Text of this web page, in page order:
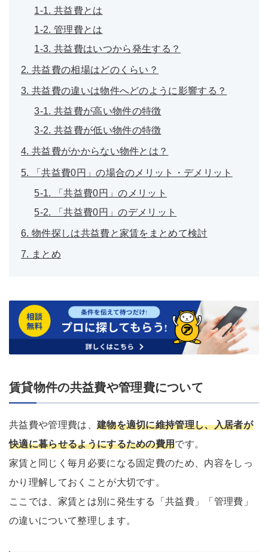
1-1. 共益費とは
1-2. 管理費とは
1-3. 共益費はいつから発生する？
2. 共益費の相場はどのくらい？
3. 共益費の違いは物件へどのように影響する？
3-1. 共益費が高い物件の特徴
3-2. 共益費が低い物件の特徴
4. 共益費がかからない物件とは？
5. 「共益費0円」の場合のメリット・デメリット
5-1. 「共益費0円」のメリット
5-2. 「共益費0円」のデメリット
6. 物件探しは共益費と家賃をまとめて検討
7. まとめ
賃貸物件の共益費や管理費について
共益費や管理費は、 建物を適切に維持管理し、入居者が
快適に暮らせるようにするための費用です。
家賃と同じく毎月必要になる固定費のため、内容をしっ
かり理解しておくことが大切です。
ここでは、家賃とは別に発生する「共益費」「管理費」
の違いについて整理します。